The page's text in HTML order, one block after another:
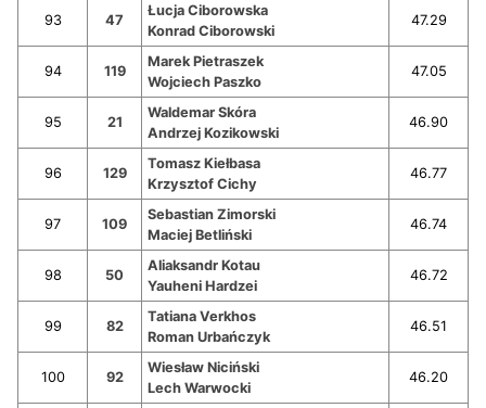
93 47
Łucja Ciborowska
Konrad Ciborowski
47.29
94 119
Marek Pietraszek
Wojciech Paszko
47.05
95 21
Waldemar Skóra
Andrzej Kozikowski
46.90
96 129
Tomasz Kiełbasa
Krzysztof Cichy
46.77
97 109
Sebastian Zimorski
Maciej Betliński
46.74
98 50
Aliaksandr Kotau
Yauheni Hardzei
46.72
99 82
Tatiana Verkhos
Roman Urbańczyk
46.51
100 92
Wiesław Niciński
Lech Warwocki
46.20